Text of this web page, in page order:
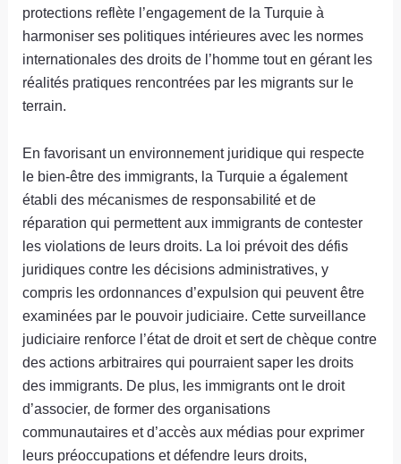
protections reflète l’engagement de la Turquie à
harmoniser ses politiques intérieures avec les normes
internationales des droits de l’homme tout en gérant les
réalités pratiques rencontrées par les migrants sur le
terrain.
En favorisant un environnement juridique qui respecte
le bien-être des immigrants, la Turquie a également
établi des mécanismes de responsabilité et de
réparation qui permettent aux immigrants de contester
les violations de leurs droits. La loi prévoit des défis
juridiques contre les décisions administratives, y
compris les ordonnances d’expulsion qui peuvent être
examinées par le pouvoir judiciaire. Cette surveillance
judiciaire renforce l’état de droit et sert de chèque contre
des actions arbitraires qui pourraient saper les droits
des immigrants. De plus, les immigrants ont le droit
d’associer, de former des organisations
communautaires et d’accès aux médias pour exprimer
leurs préoccupations et défendre leurs droits,